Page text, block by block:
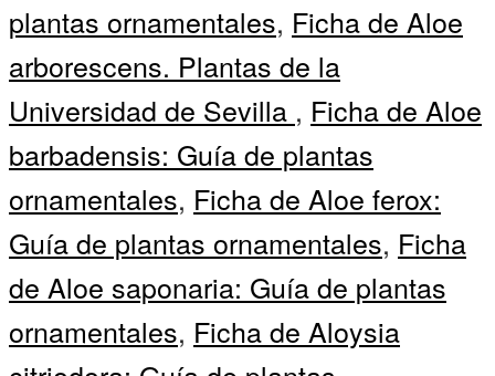
plantas ornamentales, Ficha de Aloe
arborescens. Plantas de la
Universidad de Sevilla , Ficha de Aloe
barbadensis: Guía de plantas
ornamentales, Ficha de Aloe ferox:
Guía de plantas ornamentales, Ficha
de Aloe saponaria: Guía de plantas
ornamentales, Ficha de Aloysia